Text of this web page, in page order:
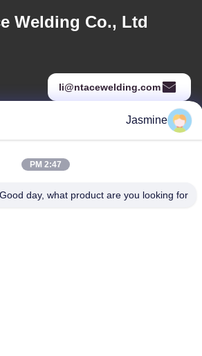
Welding Co., Ltd.
li@ntacewelding.com
Jasmine
2:47 PM
Good day, what product are you looking for?